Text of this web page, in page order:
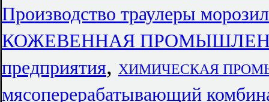
Производство траулеры
КОЖЕВЕННАЯ
предприятия, ХИМИЧЕСКАЯ
мясоперерабатывающий